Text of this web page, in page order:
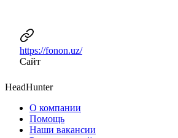
https://fonon.uz/
Сайт
HeadHunter
О компании
Помощь
Наши вакансии